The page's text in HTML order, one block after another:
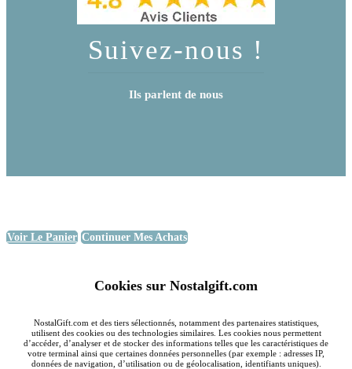
Suivez-nous !
Ils parlent de nous
Voir Le Panier Continuer Mes Achats
Cookies sur Nostalgift.com
NostalGift.com et des tiers sélectionnés, notamment des partenaires statistiques,
utilisent des cookies ou des technologies similaires. Les cookies nous permettent
d’accéder, d’analyser et de stocker des informations telles que les caractéristiques de
votre terminal ainsi que certaines données personnelles (par exemple : adresses IP,
données de navigation, d’utilisation ou de géolocalisation, identifiants uniques).